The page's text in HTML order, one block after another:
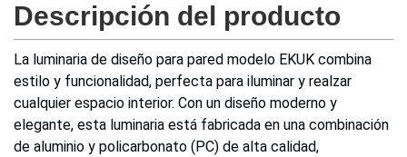
Descripción del producto
La luminaria de diseño para pared modelo EKUK combina
estilo y funcionalidad, perfecta para iluminar y realzar
cualquier espacio interior. Con un diseño moderno y
elegante, esta luminaria está fabricada en una combinación
de aluminio y policarbonato (PC) de alta calidad,